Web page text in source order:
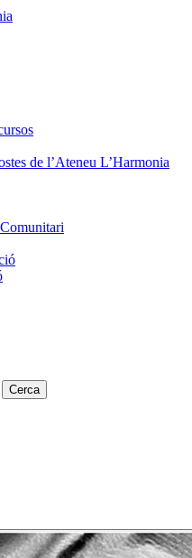
de l’Ateneu L’Harmonia